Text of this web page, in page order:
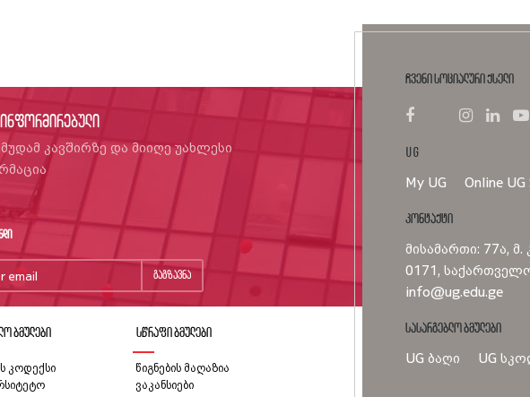
მუდამ კავშირზე და მიიღე უახლესი
გაგზავნა
ჩვენი სოციალური ქსელი
UG
My UG Online
კონტაქტი
მისამართი: 77ა,
0171,
info@ug.edu.ge
სასარგებლო ბმულები
UG ბაღი UG
ბმულები
კოდექსი
სწრაფი ბმულები
წიგნების მაღაზია
ვაკანსიები